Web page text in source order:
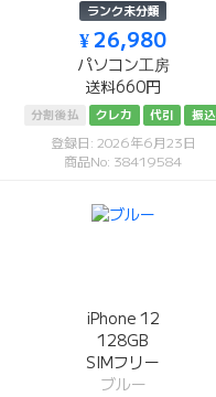
ランク未分類
¥ 26,980
パソコン工房
送料660円
分割後払 クレカ 代引 振込
登録日: 2026年6月23日
商品No: 38419584
iPhone 12
128GB
SIMフリー
ブルー